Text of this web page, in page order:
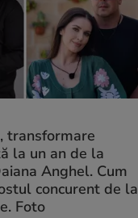
transformare
la un an de la
Anghel. Cum
concurent de la
Foto